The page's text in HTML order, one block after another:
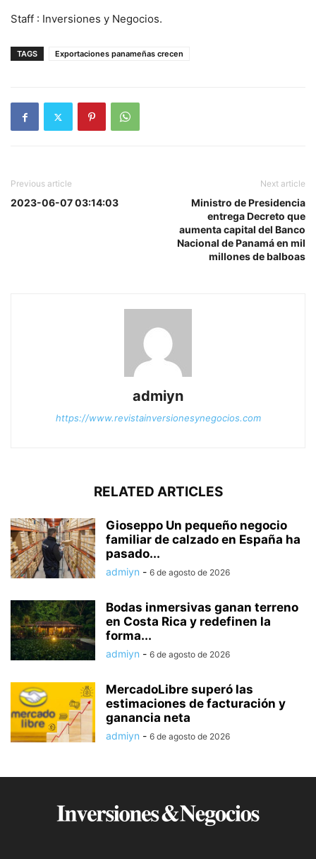
Staff : Inversiones y Negocios.
TAGS Exportaciones panameñas crecen
Previous article
2023-06-07 03:14:03
Next article
Ministro de Presidencia
entrega Decreto que
aumenta capital del Banco
Nacional de Panamá en mil
millones de balboas
admiyn
https://www.revistainversionesynegocios.com
RELATED ARTICLES
Gioseppo Un pequeño negocio
familiar de calzado en España ha
pasado...
admiyn - 6 de agosto de 2026
Bodas inmersivas ganan terreno
en Costa Rica y redefinen la
forma...
admiyn - 6 de agosto de 2026
MercadoLibre superó las
estimaciones de facturación y
ganancia neta
admiyn - 6 de agosto de 2026